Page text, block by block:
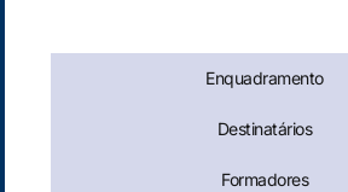
Enquadramento
Destinatários
Formadores